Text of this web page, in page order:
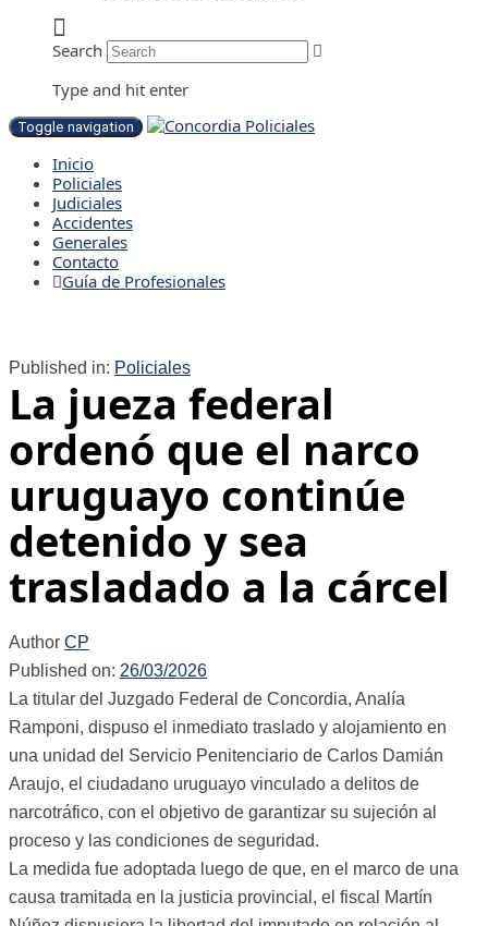
Search
Type and hit enter
Toggle navigation
Inicio
Policiales
Judiciales
Accidentes
Generales
Contacto
Guía de Profesionales
Published in: Policiales
La jueza federal
ordenó que el narco
uruguayo continúe
detenido y sea
trasladado a la cárcel
Author CP
Published on: 26/03/2026
La titular del Juzgado Federal de Concordia, Analía
Ramponi, dispuso el inmediato traslado y alojamiento en
una unidad del Servicio Penitenciario de Carlos Damián
Araujo, el ciudadano uruguayo vinculado a delitos de
narcotráfico, con el objetivo de garantizar su sujeción al
proceso y las condiciones de seguridad.
La medida fue adoptada luego de que, en el marco de una
causa tramitada en la justicia provincial, el fiscal Martín